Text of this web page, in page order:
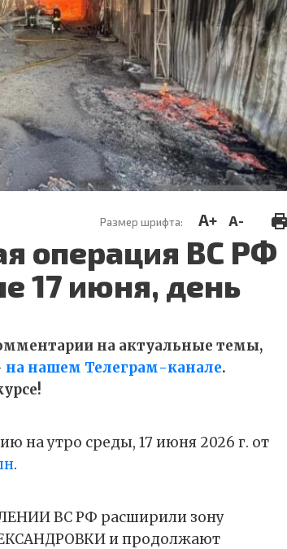
Размер шрифта: A+ A-
операция ВС РФ
17 июня, день
на актуальные темы,
на нашем Телеграм-канале.
на утро среды, 17 июня 2026 г. от
.
ВС РФ расширили зону
и продолжают